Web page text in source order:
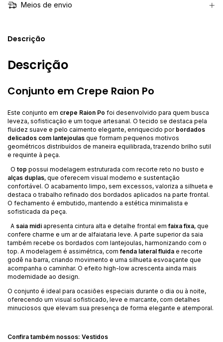
Meios de envio
Descrição
Descrição
Conjunto em Crepe Raion Po
Este conjunto em crepe Raion Po foi desenvolvido para quem busca
leveza, sofisticação e um toque artesanal. O tecido se destaca pela
fluidez suave e pelo caimento elegante, enriquecido por bordados
delicados com lantejoulas que formam pequenos motivos
geométricos distribuídos de maneira equilibrada, trazendo brilho sutil
e requinte à peça.
O top possui modelagem estruturada com recorte reto no busto e
alças duplas, que oferecem visual moderno e sustentação
confortável. O acabamento limpo, sem excessos, valoriza a silhueta e
destaca o trabalho refinado dos bordados aplicados na parte frontal.
O fechamento é embutido, mantendo a estética minimalista e
sofisticada da peça.
A saia midi apresenta cintura alta e detalhe frontal emfaixa fixa, que
confere charme e um ar de alfaiataria leve. A parte superior da saia
também recebe os bordados com lantejoulas, harmonizando com o
top. A modelagem é assimétrica, comfenda lateral fluida e recorte
godê na barra, criando movimento e uma silhueta esvoaçante que
acompanha o caminhar. O efeito high-low acrescenta ainda mais
modernidade ao design.
O conjunto é ideal para ocasiões especiais durante o dia ou à noite,
oferecendo um visual sofisticado, leve e marcante, com detalhes
minuciosos que elevam sua presença de forma elegante e atemporal.
Confira também nossos: Vestidos